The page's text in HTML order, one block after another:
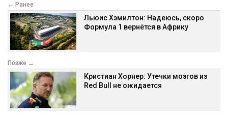
← Ранее
Льюис Хэмилтон: Надеюсь, скоро
Формула 1 вернётся в Африку
Позже →
Кристиан Хорнер: Утечки мозгов из
Red Bull не ожидается